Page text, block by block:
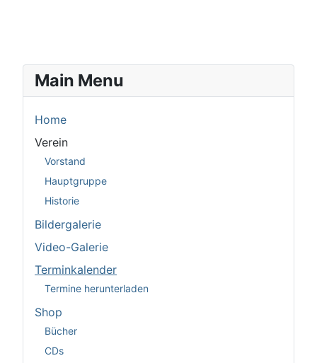
Main Menu
Home
Verein
Vorstand
Hauptgruppe
Historie
Bildergalerie
Video-Galerie
Terminkalender
Termine herunterladen
Shop
Bücher
CDs